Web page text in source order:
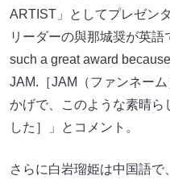
ARTIST」としてプレゼン
リーダーの與那城奨が英
such a great award
JAM.［JAM（ファンネー
かげで、このような素晴ら
した］」とコメント。
さらに白岩瑠姫は中国語